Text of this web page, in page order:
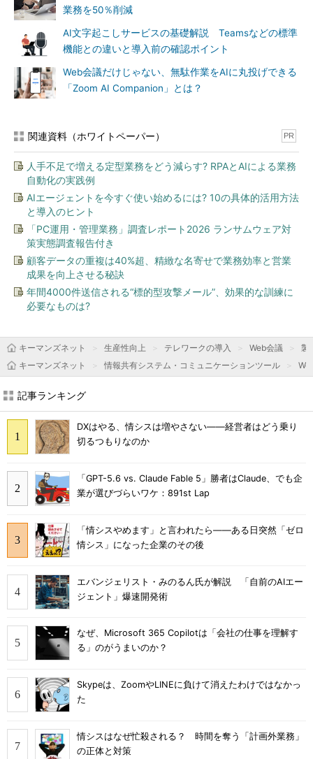
業務を50％削減
AI文字起こしサービスの基礎解説 Teamsなどの標準
機能との違いと導入前の確認ポイント
Web会議だけじゃない、無駄作業をAIに丸投げできる
「Zoom AI Companion」とは？
関連資料（ホワイトペーパー） PR
人手不足で増える定型業務をどう減らす? RPAとAIによる業務
自動化の実践例
AIエージェントを今すぐ使い始めるには? 10の具体的活用方法
と導入のヒント
「PC運用・管理業務」調査レポート2026 ランサムウェア対
策実態調査報告付き
顧客データの重複は40%超、精緻な名寄せで業務効率と営業
成果を向上させる秘訣
年間4000件送信される“標的型攻撃メール”、効果的な訓練に
必要なものは?
キーマンズネット 生産性向上 テレワークの導入 Web会議
製
キーマンズネット
情報共有システム・コミュニケーションツール
記事ランキング
DXはやる、情シスは増やさない――経営者はどう乗り
切るつもりなのか
「GPT-5.6 vs. Claude Fable 5」勝者はClaude、でも企
業が選びづらいワケ：891st Lap
「情シスやめます」と言われたら――ある日突然「ゼロ
情シス」になった企業のその後
エバンジェリスト・みのるん氏が解説 「自前のAIエー
ジェント」爆速開発術
なぜ、Microsoft 365 Copilotは「会社の仕事を理解す
る」のがうまいのか？
Skypeは、ZoomやLINEに負けて消えたわけではなかっ
た
情シスはなぜ忙殺される？ 時間を奪う「計画外業務」
の正体と対策